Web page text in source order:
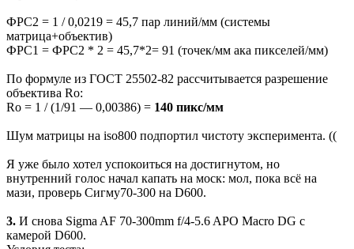
ФРС2 = 1 / 0,0219 = 45,7 пар линий/мм (системы
матрица+объектив)
ФРС1 = ФРС2 * 2 = 45,7*2= 91 (точек/мм ака пикселей/мм)
По формуле из ГОСТ 25502-82 рассчитывается разрешение
объектива Ro:
Ro = 1 / (1/91 — 0,00386) = 140 пикс/мм
Шум матрицы на iso800 подпортил чистоту эксперимента. ((
Я уже было хотел успокоиться на достигнутом, но
внутренний голос начал капать на моск: мол, пока всё на
мази, проверь Сигму70-300 на D600.
3. И снова Sigma AF 70-300mm f/4-5.6 APO Macro DG с
камерой D600.